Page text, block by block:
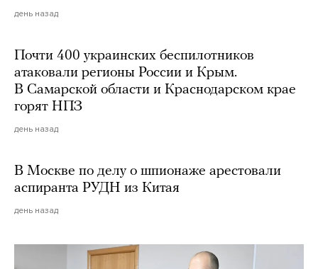
день назад
Почти 400 украинских беспилотников
атаковали регионы России и Крым.
В Самарской области и Краснодарском крае
горят НПЗ
день назад
В Москве по делу о шпионаже арестовали
аспиранта РУДН из Китая
день назад